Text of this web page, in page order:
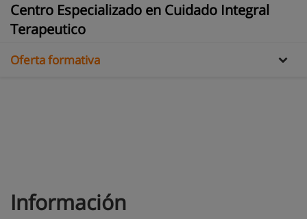
Centro Especializado en Cuidado Integral
Terapeutico
Galería
Oferta formativa
Información